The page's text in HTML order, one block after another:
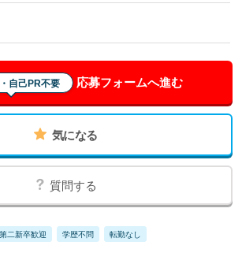
自己PR不要 応募フォームへ進む
気になる
質問する
第二新卒歓迎 学歴不問 転勤なし